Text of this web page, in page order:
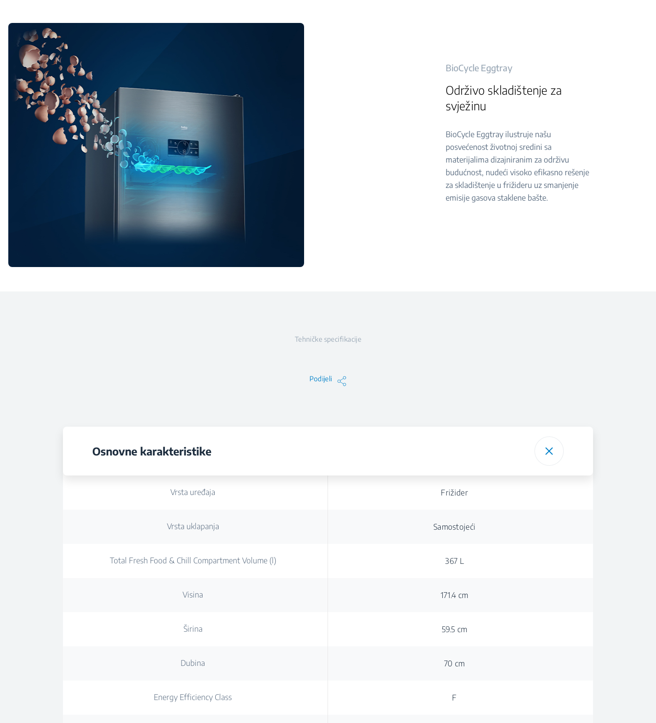
BioCycle Eggtray
Održivo skladištenje za
svježinu
BioCycle Eggtray ilustruje našu
posvećenost životnoj sredini sa
materijalima dizajniranim za održivu
budućnost, nudeći visoko efikasno rešenje
za skladištenje u frižideru uz smanjenje
emisije gasova staklene bašte.
Tehničke specifikacije
Podijeli
Osnovne karakteristike
Vrsta uređaja Frižider
Vrsta uklapanja Samostojeći
Total Fresh Food & Chill Compartment Volume (l) 367 L
Visina 171.4 cm
Širina 59.5 cm
Dubina 70 cm
Energy Efficiency Class F